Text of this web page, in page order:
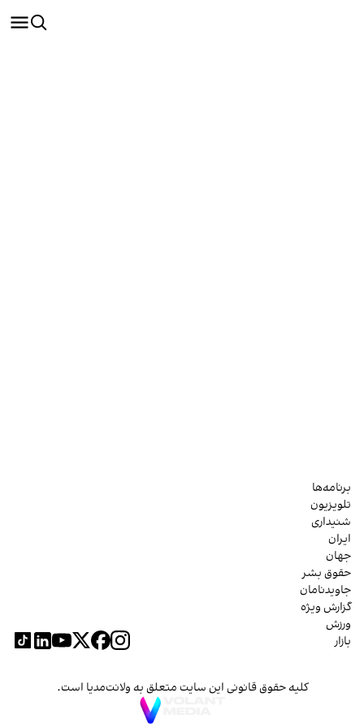
برنامه‌ها
تلویزیون
شنیداری
ایران
جهان
حقوق بشر
جاویدنامان
گزارش ویژه
ورزش
بازار
کلیه حقوق قانونی این سایت متعلق به ولانت‌مدیا است.